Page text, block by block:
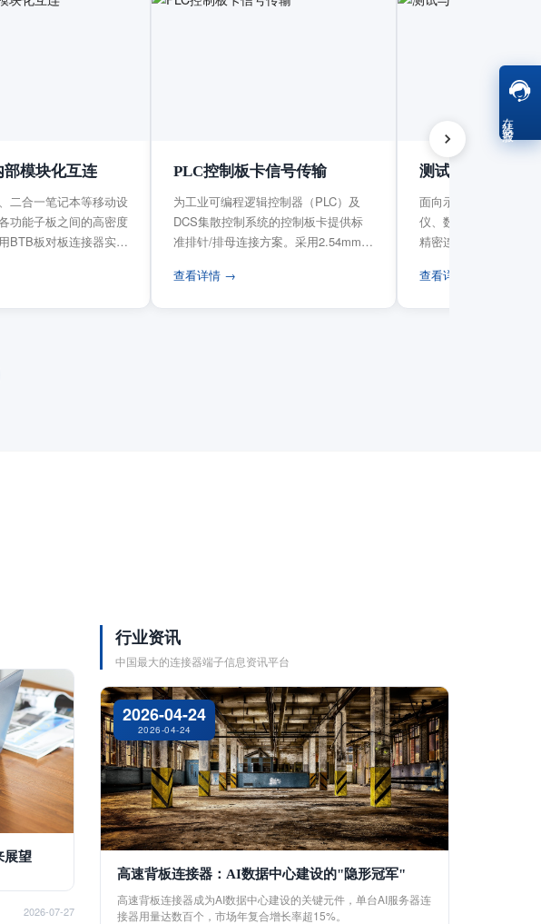
部模块化互连
二合一笔记本等移动设
功能子板之间的高密度
BTB板对板连接器实现
PLC控制板卡信号传输
为工业可编程逻辑控制器（PLC）及
DCS集散控制系统的控制板卡提供标
准排针/排母连接方案。采用2.54mm标
查看详情 →
测试与测量设备
面向示波器、信号发
仪、数据采集卡等电
精密连接需求，提供
查看详情 →
展望
2026-07-27
行业资讯
中国最大的连接器端子信息资讯平台
2026-04-24
2026-04-24
高速背板连接器：AI数据中心建设的"隐形冠军"
高速背板连接器成为AI数据中心建设的关键元件，单台AI服务器连
接器用量达数百个，市场年复合增长率超15%。
在线客服